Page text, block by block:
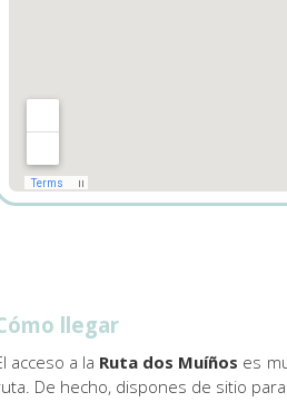
llegar
acceso a la Ruta dos Muíños es
De hecho, dispones de sitio